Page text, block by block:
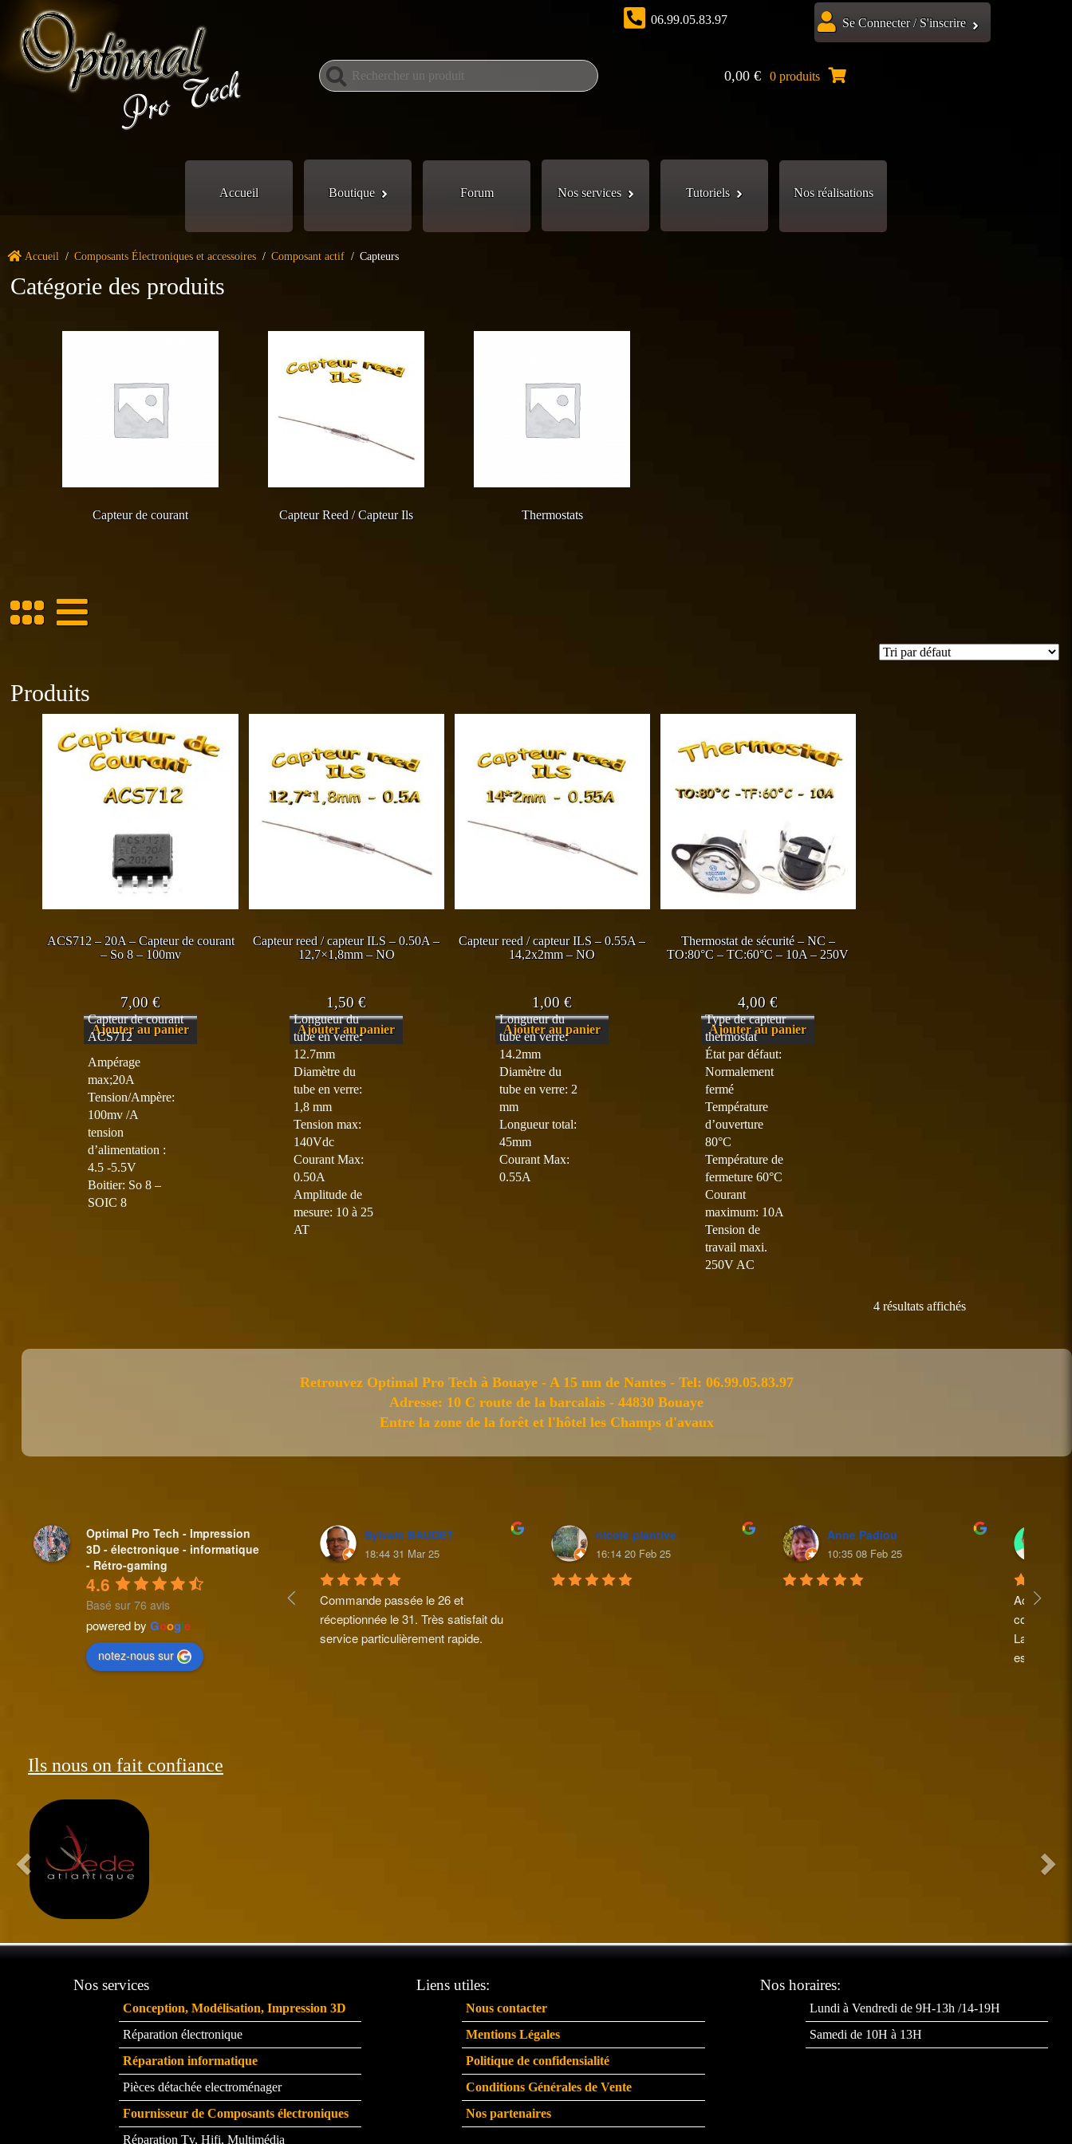
06.99.05.83.97
0,00€ 0 produits
Se Connecter / S'inscrire
Accueil Boutique Forum Nos services Tutoriels Nos réalisations
Accueil / Composants Électroniques et accessoires / Composant actif / Capteurs
Catégorie des produits
Capteur de courant Capteur Reed / Capteur Ils Thermostats
Produits
ACS712 – 20A – Capteur de courant
– So 8 – 100mv
7,00€
Ajouter au panier
Capteur de courant
ACS712
Ampérage
max;20A
Tension/Ampère:
100mv /A
tension
d’alimentation :
4.5 -5.5V
Boitier: So 8 –
SOIC 8
Capteur reed / capteur ILS – 0.50A –
12,7×1,8mm – NO
1,50€
Ajouter au panier
Longueur du
tube en verre:
12.7mm
Diamètre du
tube en verre:
1,8 mm
Tension max:
140Vdc
Courant Max:
0.50A
Amplitude de
mesure: 10 à 25
AT
Capteur reed / capteur ILS – 0.55A –
14,2x2mm – NO
1,00€
Ajouter au panier
Longueur du
tube en verre:
14.2mm
Diamètre du
tube en verre: 2
mm
Longueur total:
45mm
Courant Max:
0.55A
Thermostat de sécurité – NC –
TO:80°C – TC:60°C – 10A – 250V
4,00€
Ajouter au panier
Type de capteur
thermostat
État par défaut:
Normalement
fermé
Température
d’ouverture
80°C
Température de
fermeture 60°C
Courant
maximum: 10A
Tension de
travail maxi.
250V AC
4 résultats affichés
Retrouvez Optimal Pro Tech à Bouaye - A 15 mn de Nantes - Tel: 06.99.05.83.97
Adresse: 10 C route de la barcalais - 44830 Bouaye
Entre la zone de la forêt et l'hôtel les Champs d'avaux
Optimal Pro Tech - Impression
3D - électronique - informatique
- Rétro-gaming
4.6
Basé sur 76 avis
powered by Google
notez-nous sur
Sylvain BAUDET
18:44 31 Mar 25
Commande passée le 26 et
réceptionnée le 31. Très satisfait du
service particulièrement rapide.
nicole plantive
16:14 20 Feb 25
Anne Padiou
10:35 08 Feb 25
Accueil
La
est très
Ils nous on fait confiance
Nos services
Conception, Modélisation, Impression 3D
Réparation électronique
Réparation informatique
Pièces détachée electroménager
Fournisseur de Composants électroniques
Réparation Tv, Hifi, Multimédia
Liens utiles:
Nous contacter
Mentions Légales
Politique de confidensialité
Conditions Générales de Vente
Nos partenaires
Nos horaires:
Lundi à Vendredi de 9H-13h /14-19H
Samedi de 10H à 13H